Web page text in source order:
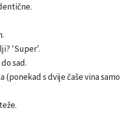
'Super'.
sad.
(ponekad s dvije čaše vina samo